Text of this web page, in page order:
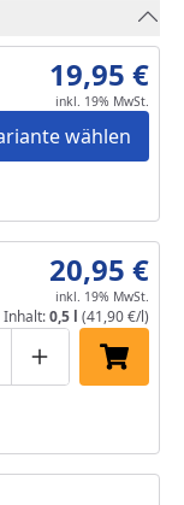
wählen
19,95 €
inkl. 19% MwSt.
um einsmanuell
Produktmenge
In den
20,95 €
inkl. 19% MwSt.
Inhalt:0,5 l (41,90 €/l)